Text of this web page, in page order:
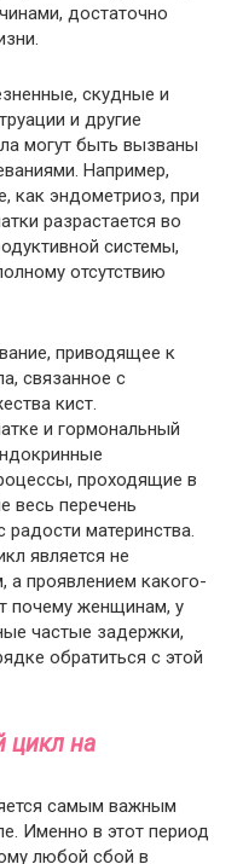
достаточно
скудные и
и другие
могут быть вызваны
Например,
как эндометриоз, при
разрастается во
системы,
отсутствию
приводящее к
связанное с
кист.
и гормональный
проходящие в
весь перечень
материнства.
является не
а проявлением какого-
почему женщинам, у
частые задержки,
обратиться с этой
цикл на
самым важным
Именно в этот период
любой сбой в